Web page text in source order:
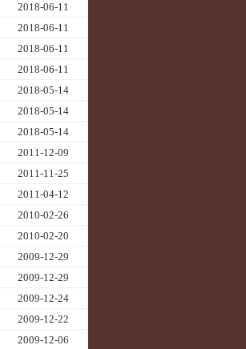
2018-06-11
2018-06-11
2018-06-11
2018-06-11
2018-05-14
2018-05-14
2018-05-14
2011-12-09
2011-11-25
2011-04-12
2010-02-26
2010-02-20
2009-12-29
2009-12-29
2009-12-24
2009-12-22
2009-12-06